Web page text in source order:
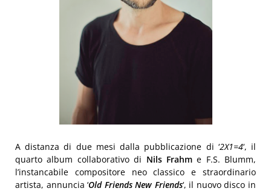
A distanza di due mesi dalla pubblicazione di ‘2X1=4‘, il
quarto album collaborativo di Nils Frahme F.S. Blumm,
l’instancabile compositore neo classico e straordinario
artista, annuncia ‘Old Friends New Friends‘, il nuovo disco in